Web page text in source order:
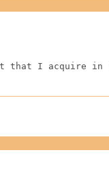
that I acquire